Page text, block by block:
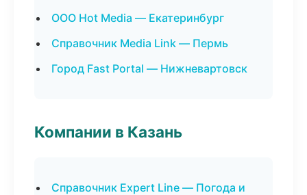
ООО Hot Media — Екатеринбург
Справочник Media Link — Пермь
Город Fast Portal — Нижневартовск
Компании в Казань
Справочник Expert Line — Погода и